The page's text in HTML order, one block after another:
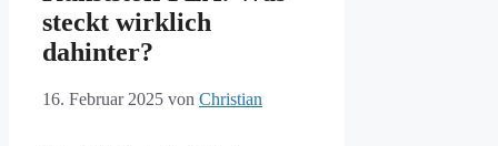
steckt wirklich
dahinter?
16. Februar 2025 von Christian